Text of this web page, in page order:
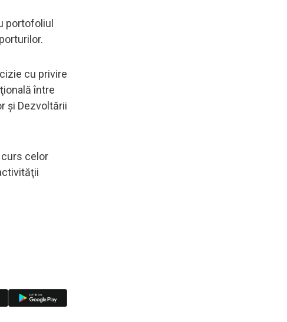
portofoliul
cu privire
între
şi Dezvoltării
curs celor